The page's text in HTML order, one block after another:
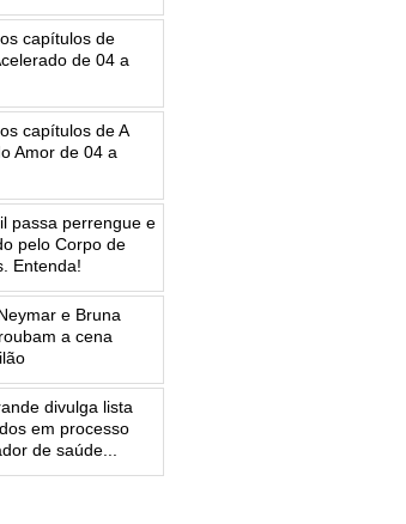
capítulos de
de 04 a
capítulos de A
Amor de 04 a
passa perrengue e
pelo Corpo de
Entenda!
e Bruna
a cena
divulga lista
em processo
de saúde...